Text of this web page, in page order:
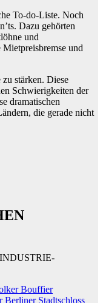
To-do-Liste. Noch
Dazu gehörten
und
und
stärken. Diese
Schwierigkeiten der
dramatischen
die gerade nicht
Bouffier
Berliner Stadtschloss